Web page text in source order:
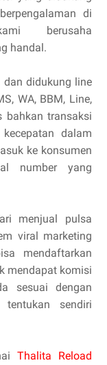
di
berusaha
handal.
dan didukung line
WA, BBM, Line,
bahkan transaksi
dalam
ke konsumen
number yang
menjual pulsa
viral marketing
mendaftarkan
mendapat komisi
sesuai dengan
sendiri
Thalita Reload